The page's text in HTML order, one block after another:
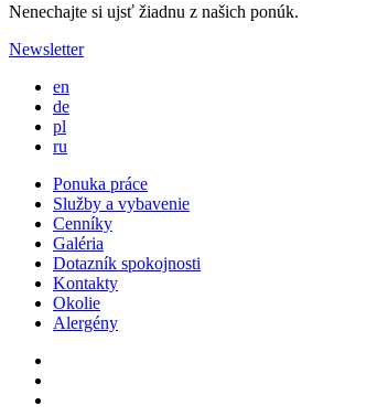
Nenechajte si ujsť žiadnu z našich ponúk.
Newsletter
en
de
pl
ru
Ponuka práce
Služby a vybavenie
Cenníky
Galéria
Dotazník spokojnosti
Kontakty
Okolie
Alergény